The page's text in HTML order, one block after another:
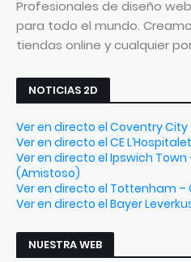
Profesionales de diseño
para todo el mundo.
tiendas online y cualquier
NOTICIAS 2D
Ver en directo el Coventry
Ver en directo el CE
Ver en directo el Ipswich Town
(Amistoso)
Ver en directo el Tottenham
Ver en directo el Bayer
NUESTRA WEB